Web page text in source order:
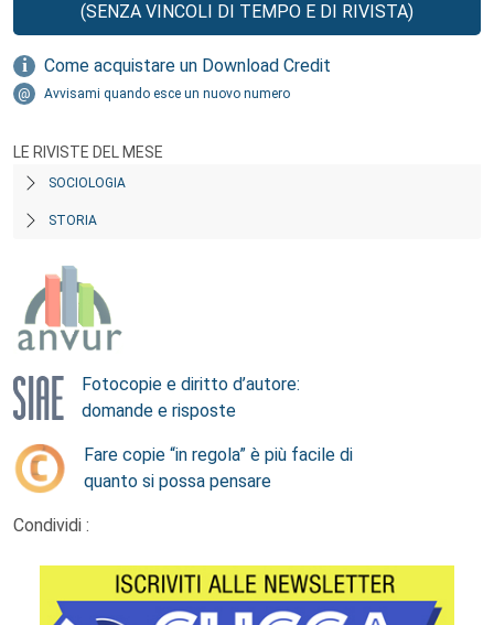
(SENZA VINCOLI DI TEMPO E DI RIVISTA)
Come acquistare un Download Credit
Avvisami quando esce un nuovo numero
LE RIVISTE DEL MESE
SOCIOLOGIA
STORIA
Fotocopie e diritto d’autore:
domande e risposte
Fare copie “in regola” è più facile di
quanto si possa pensare
Condividi :